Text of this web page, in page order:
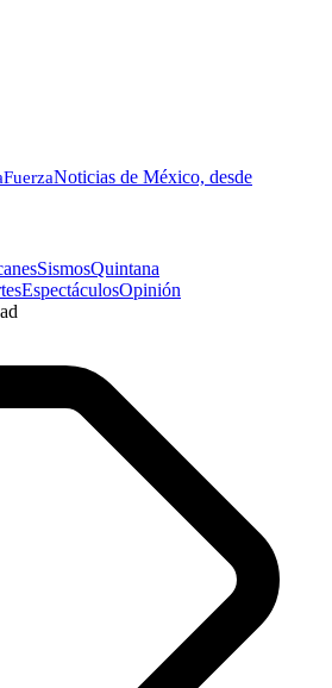
FuerzaNoticias de México, desde
SismosQuintana
EspectáculosOpinión